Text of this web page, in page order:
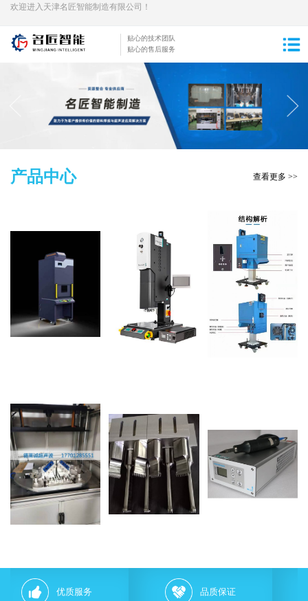
欢迎进入天津名匠智能制造有限公司！
贴心的技术团队
贴心的售后服务
产品中心 查看更多 >>